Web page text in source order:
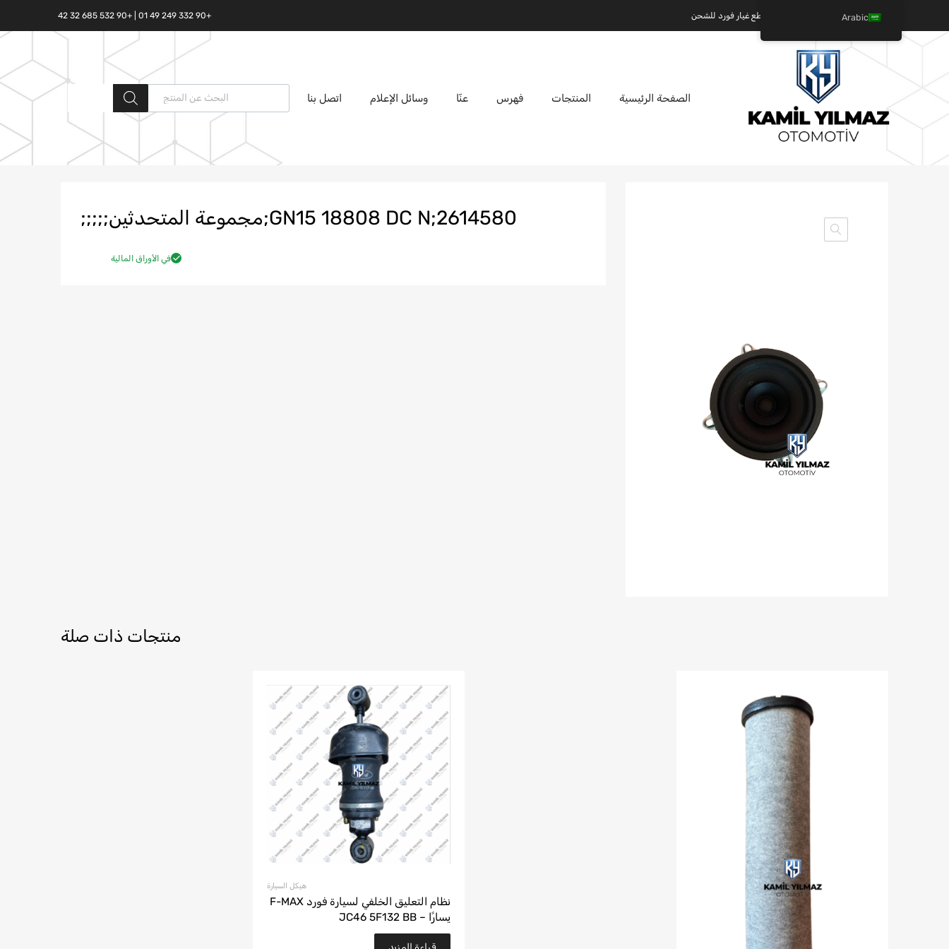
كميل يلماز للسيارات - عالم قطع غيار فورد للشحن +90 332 249 49 01 | +90 532 685 32 42
الصفحة الرئيسية المنتجات فهرس عنّا وسائل الإعلام اتصل بنا
البحث المنتجات
GN15 18808 DC N;2614580;مجموعة المتحدثين;;;;;
في الأوراق المالية
منتجات ذات صلة
هيكل السيارة
نظام التعليق الخلفي لسيارة فورد F-MAX
يسارًا – JC46 5F132 BB
Arabic